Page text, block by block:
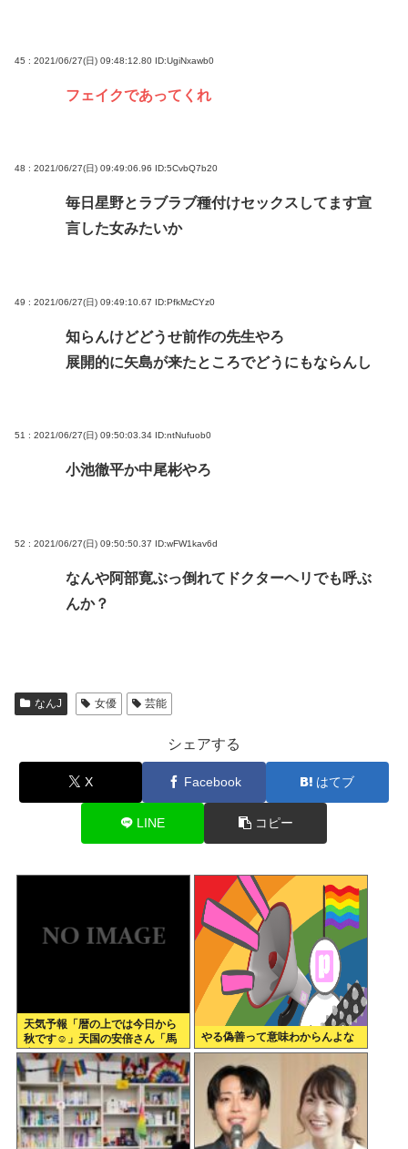
45 : 2021/06/27(日) 09:48:12.80 ID:UgiNxawb0
フェイクであってくれ
48 : 2021/06/27(日) 09:49:06.96 ID:5CvbQ7b20
毎日星野とラブラブ種付けセックスしてます宣
言した女みたいか
49 : 2021/06/27(日) 09:49:10.67 ID:PfkMzCYz0
知らんけどどうせ前作の先生やろ
展開的に矢島が来たところでどうにもならんし
51 : 2021/06/27(日) 09:50:03.34 ID:ntNufuob0
小池徹平か中尾彬やろ
52 : 2021/06/27(日) 09:50:50.37 ID:wFW1kav6d
なんや阿部寛ぶっ倒れてドクターヘリでも呼ぶ
んか？
なんJ 女優 芸能
シェアする
X Facebook はてブ
LINE コピー
天気予報「暦の上では今日から
秋です☺」天国の安倍さん「馬
鹿みたいな暦だな」
やる偽善って意味わからんよな